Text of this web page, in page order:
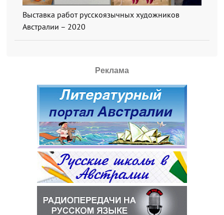
Выставка работ русскоязычных художников
Австралии – 2020
Реклама